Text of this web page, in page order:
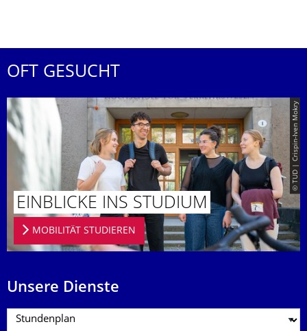
OFT GESUCHT
© TUD | Crispin-Iven Mokry
EINBLICKE INS STUDIUM
MOBILITÄT STUDIEREN
Unsere Dienste